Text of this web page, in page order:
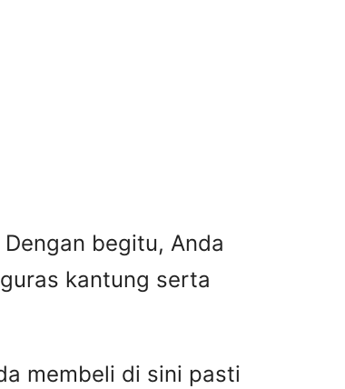
begitu, Anda
kantung serta
membeli di sini pasti